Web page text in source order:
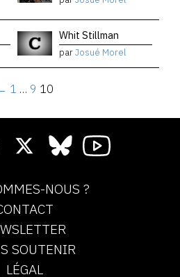
Whit Stillman
parJosué Morel
1 … 9 10
NOUS ?
SOUTENIR
LÉGAL